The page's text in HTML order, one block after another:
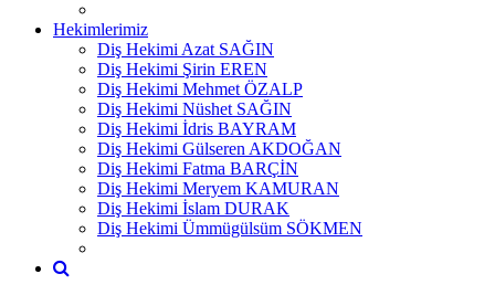
Hekimlerimiz
Diş Hekimi Azat SAĞIN
Diş Hekimi Şirin EREN
Diş Hekimi Mehmet ÖZALP
Diş Hekimi Nüshet SAĞIN
Diş Hekimi İdris BAYRAM
Diş Hekimi Gülseren AKDOĞAN
Diş Hekimi Fatma BARÇİN
Diş Hekimi Meryem KAMURAN
Diş Hekimi İslam DURAK
Diş Hekimi Ümmügülsüm SÖKMEN